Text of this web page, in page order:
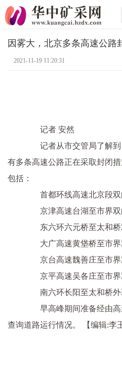
因雾大，北京多条高速公路
2021-11-19 11:20:31
记者 安然
记者从市交管局了解到
有多条高速公路正在采取封闭
包括：
首都环线高速北京段双
京津高速台湖至市界双
东六环六元桥至太和桥
大广高速黄垡桥至市界
京台高速魏善庄至市界
京平高速吴各庄至市界
南六环长阳至太和桥外
早高峰期间准备经由高
查询道路运行情况。
【编辑:李